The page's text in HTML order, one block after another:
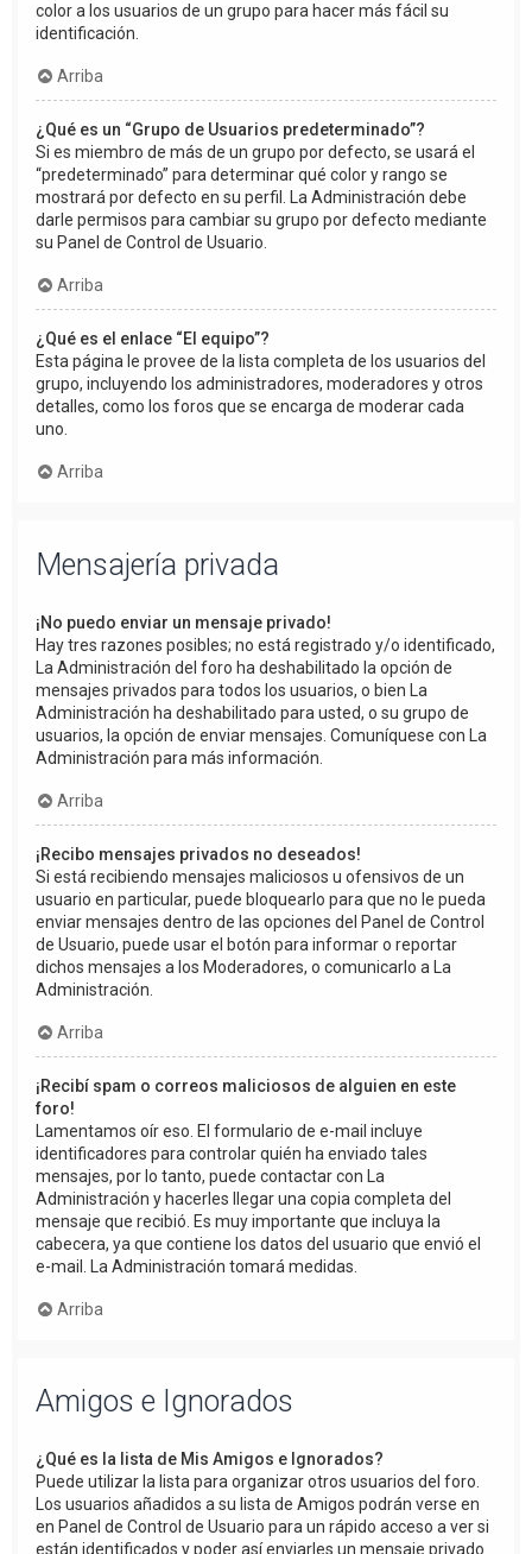
color a los usuarios de un grupo para hacer más fácil su
identificación.
Arriba
¿Qué es un “Grupo de Usuarios predeterminado”?
Si es miembro de más de un grupo por defecto, se usará el
“predeterminado” para determinar qué color y rango se
mostrará por defecto en su perfil. La Administración debe
darle permisos para cambiar su grupo por defecto mediante
su Panel de Control de Usuario.
Arriba
¿Qué es el enlace “El equipo”?
Esta página le provee de la lista completa de los usuarios del
grupo, incluyendo los administradores, moderadores y otros
detalles, como los foros que se encarga de moderar cada
uno.
Arriba
Mensajería privada
¡No puedo enviar un mensaje privado!
Hay tres razones posibles; no está registrado y/o identificado,
La Administración del foro ha deshabilitado la opción de
mensajes privados para todos los usuarios, o bien La
Administración ha deshabilitado para usted, o su grupo de
usuarios, la opción de enviar mensajes. Comuníquese con La
Administración para más información.
Arriba
¡Recibo mensajes privados no deseados!
Si está recibiendo mensajes maliciosos u ofensivos de un
usuario en particular, puede bloquearlo para que no le pueda
enviar mensajes dentro de las opciones del Panel de Control
de Usuario, puede usar el botón para informar o reportar
dichos mensajes a los Moderadores, o comunicarlo a La
Administración.
Arriba
¡Recibí spam o correos maliciosos de alguien en este
foro!
Lamentamos oír eso. El formulario de e-mail incluye
identificadores para controlar quién ha enviado tales
mensajes, por lo tanto, puede contactar con La
Administración y hacerles llegar una copia completa del
mensaje que recibió. Es muy importante que incluya la
cabecera, ya que contiene los datos del usuario que envió el
e-mail. La Administración tomará medidas.
Arriba
Amigos e Ignorados
¿Qué es la lista de Mis Amigos e Ignorados?
Puede utilizar la lista para organizar otros usuarios del foro.
Los usuarios añadidos a su lista de Amigos podrán verse en
en Panel de Control de Usuario para un rápido acceso a ver si
están identificados y poder así enviarles un mensaje privado.